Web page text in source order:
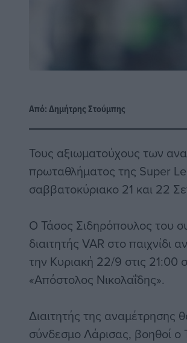
Από:Δημήτρης Στούμπης
Τους αξιωματούχους των
πρωταθλήματος της Super
σαββατοκύριακο 21 και 22
Ο Τάσος Σιδηρόπουλος του
διαιτητής VAR στο παιχνίδι
την Κυριακή 22/9 στις
«Απόστολος Νικολαΐδης».
Διαιτητής της αναμέτρησης
σύνδεσμο Λάρισας, βοηθοί